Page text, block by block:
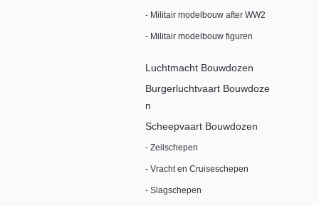
- Militair modelbouw after WW2
- Militair modelbouw figuren
Luchtmacht Bouwdozen
Burgerluchtvaart Bouwdoze
n
Scheepvaart Bouwdozen
- Zeilschepen
- Vracht en Cruiseschepen
- Slagschepen